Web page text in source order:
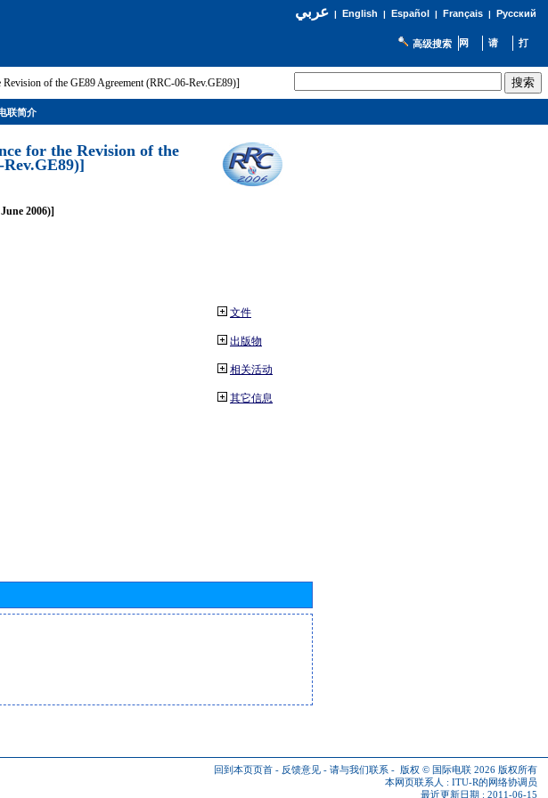
عربي| English | Español | Français| Русский
高级搜索
of the GE89 Agreement (RRC-06-Rev.GE89)]
for the Revision of the
2006)]
文件
出版物
相关活动
其它信息
回到本页页首 - 反馈意见 - 请与我们联系 - 版权 © 国际电联 2026 版权所有
本网页联系人 : ITU-R的网络协调员
最近更新日期 : 2011-06-15
联简介